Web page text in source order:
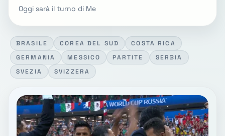
Oggi sarà il turno di Me
BRASILE COREA DEL SUD
COSTA RICA
GERMANIA
MESSICO PARTITE
SERBIA
SVEZIA
SVIZZERA